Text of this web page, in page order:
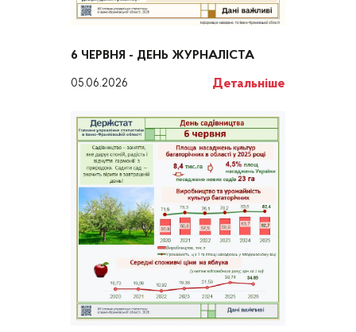
6 ЧЕРВНЯ - ДЕНЬ ЖУРНАЛІСТА
05.06.2026 Детальніше